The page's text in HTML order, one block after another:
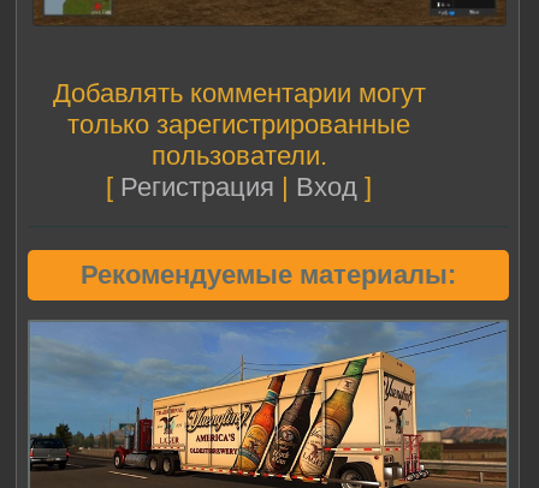
Добавлять комментарии могут
только зарегистрированные
пользователи.
[ Регистрация | Вход ]
Рекомендуемые материалы: